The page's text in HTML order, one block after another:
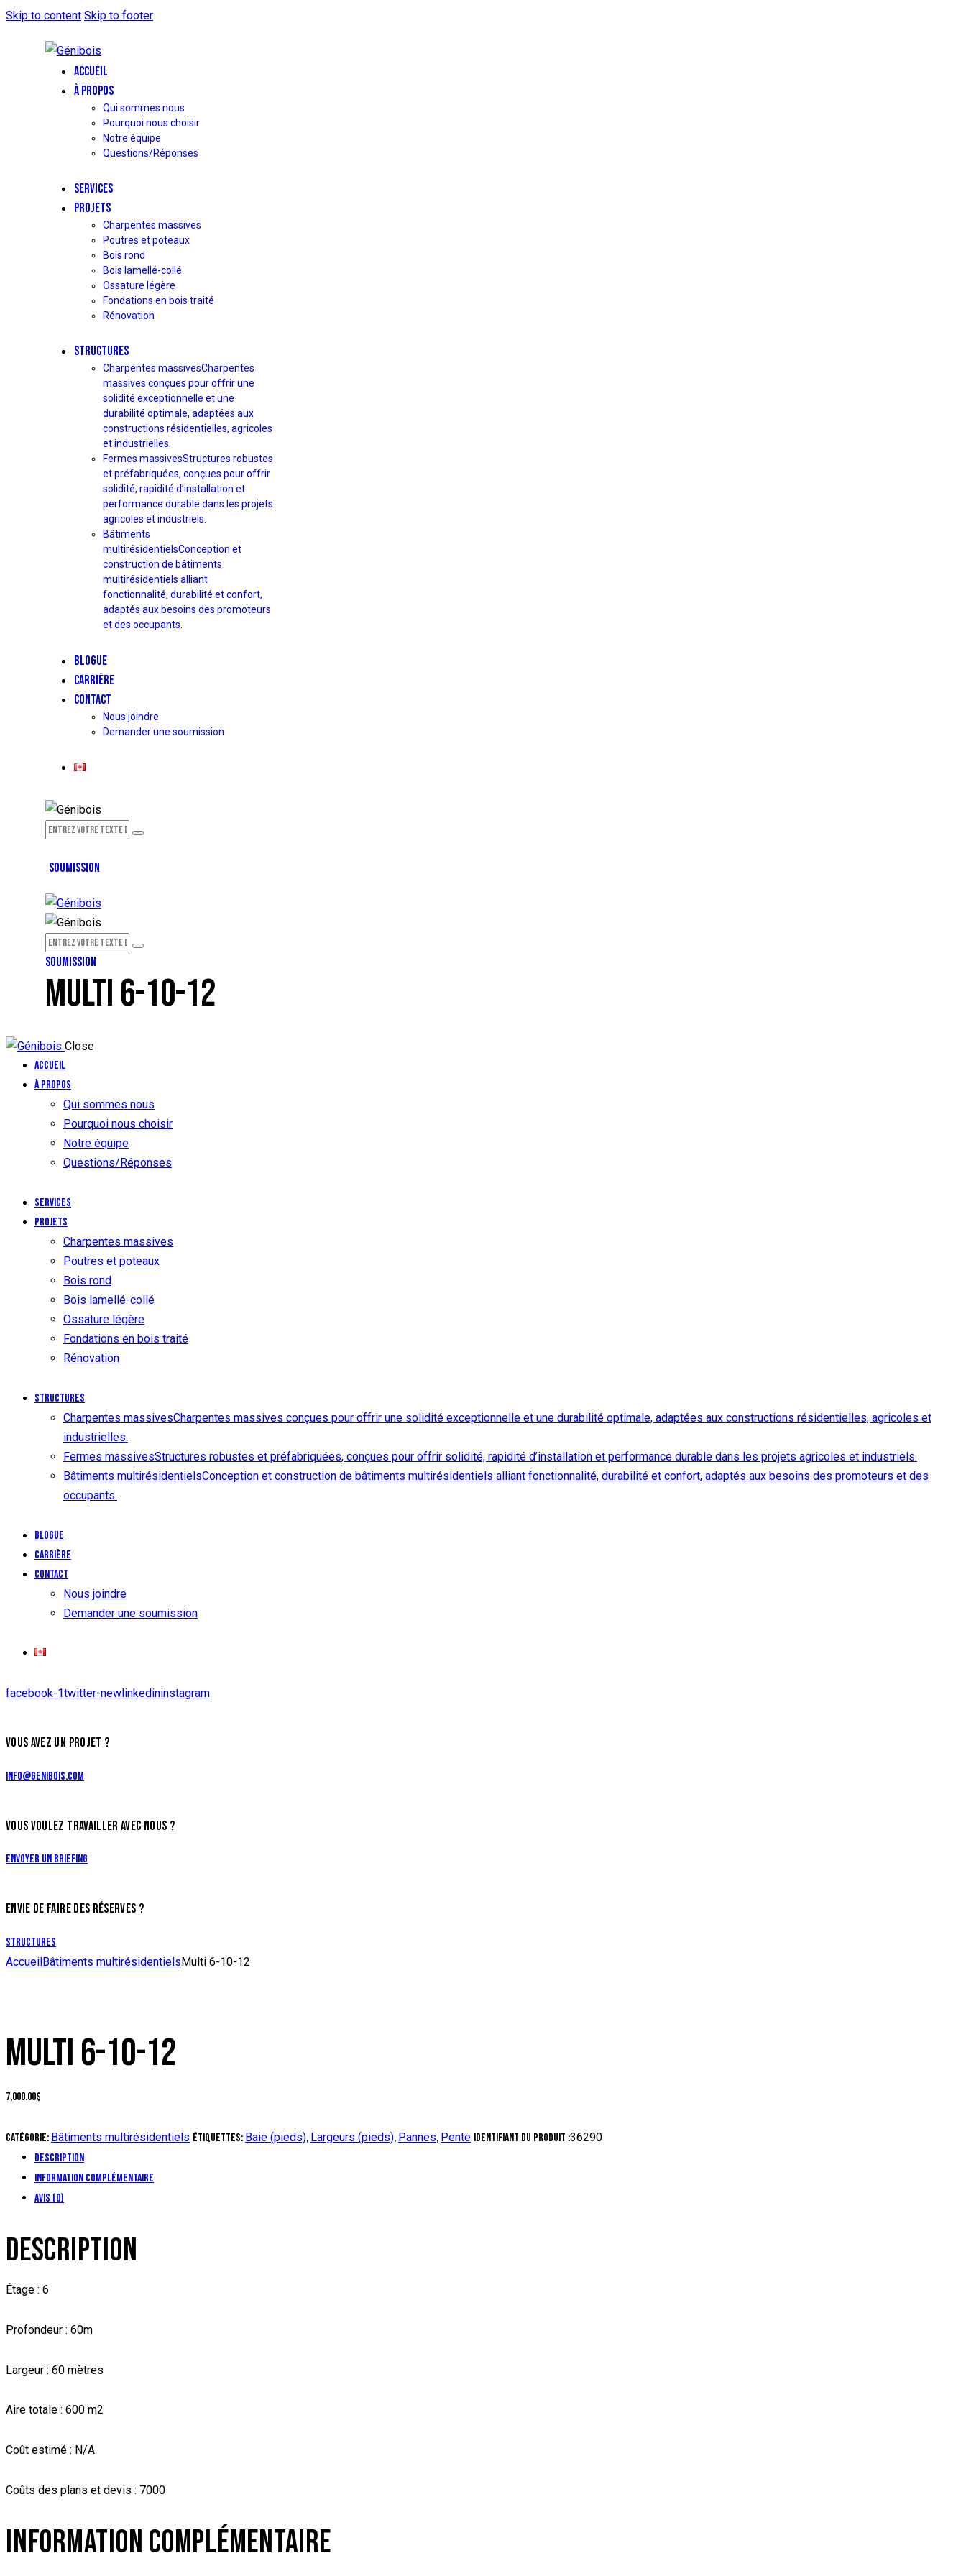
Skip to content Skip to footer
ACCUEIL
À PROPOS
Qui sommes nous
Pourquoi nous choisir
Notre équipe
Questions/Réponses
SERVICES
PROJETS
Charpentes massives
Poutres et poteaux
Bois rond
Bois lamellé-collé
Ossature légère
Fondations en bois traité
Rénovation
STRUCTURES
Charpentes massivesCharpentes
massives conçues pour offrir une
solidité exceptionnelle et une
durabilité optimale, adaptées aux
constructions résidentielles, agricoles
et industrielles.
Fermes massivesStructures robustes
et préfabriquées, conçues pour offrir
solidité, rapidité d’installation et
performance durable dans les projets
agricoles et industriels.
Bâtiments
multirésidentielsConception et
construction de bâtiments
multirésidentiels alliant
fonctionnalité, durabilité et confort,
adaptés aux besoins des promoteurs
et des occupants.
BLOGUE
CARRIÈRE
CONTACT
Nous joindre
Demander une soumission
SOUMISSION
SOUMISSION
MULTI 6-10-12
Close
Accueil
À propos
Qui sommes nous
Pourquoi nous choisir
Notre équipe
Questions/Réponses
Services
Projets
Charpentes massives
Poutres et poteaux
Bois rond
Bois lamellé-collé
Ossature légère
Fondations en bois traité
Rénovation
Structures
Charpentes massivesCharpentes massives conçues pour offrir une solidité exceptionnelle et une durabilité optimale, adaptées aux constructions résidentielles, agricoles et
industrielles.
Fermes massivesStructures robustes et préfabriquées, conçues pour offrir solidité, rapidité d’installation et performance durable dans les projets agricoles et industriels.
Bâtiments multirésidentielsConception et construction de bâtiments multirésidentiels alliant fonctionnalité, durabilité et confort, adaptés aux besoins des promoteurs et des
occupants.
Blogue
Carrière
Contact
Nous joindre
Demander une soumission
facebook-1twitter-newlinkedininstagram
VOUS AVEZ UN PROJET ?
info@genibois.com
VOUS VOULEZ TRAVAILLER AVEC NOUS ?
Envoyer un briefing
ENVIE DE FAIRE DES RÉSERVES ?
Structures
AccueilBâtiments multirésidentielsMulti 6-10-12
MULTI 6-10-12
7,000.00$
Catégorie: Bâtiments multirésidentiels Étiquettes: Baie (pieds), Largeurs (pieds), Pannes, Pente Identifiant du produit :36290
Description
Information complémentaire
Avis (0)
DESCRIPTION
Étage : 6
Profondeur : 60m
Largeur : 60 mètres
Aire totale : 600 m2
Coût estimé : N/A
Coûts des plans et devis : 7000
INFORMATION COMPLÉMENTAIRE